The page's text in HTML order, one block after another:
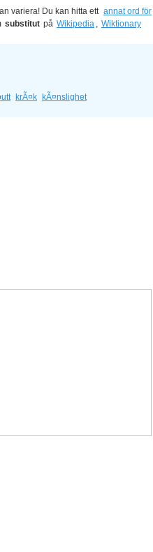
variera! Du kan hitta ett annat ord för
substitut på Wikipedia , Wiktionary
krÃ¤k kÃ¤nslighet